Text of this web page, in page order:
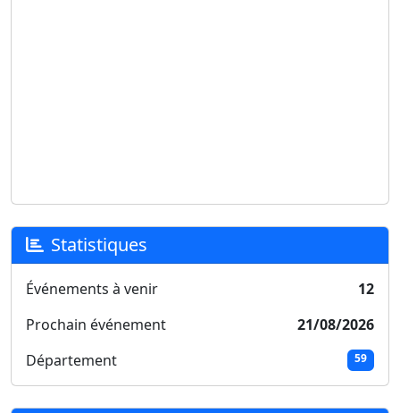
Statistiques
Événements à venir
12
Prochain événement
21/08/2026
Département
59